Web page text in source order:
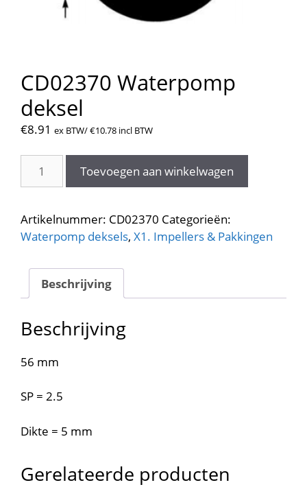
CD02370 Waterpomp
deksel
€8.91 ex BTW/€10.78 incl BTW
Waterpomp
aantal
Toevoegen aan winkelwagen
Artikelnummer: CD02370 Categorieën:
Waterpomp deksels, X1. Impellers & Pakkingen
Beschrijving
Beschrijving
56 mm
SP = 2.5
Dikte = 5 mm
Gerelateerde producten